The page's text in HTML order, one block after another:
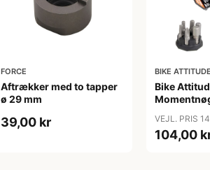
FORCE
Aftrækker med to tapper
ø 29 mm
39,00 kr
BIKE ATTITUDE
Bike
VEJL. PRIS
104,00